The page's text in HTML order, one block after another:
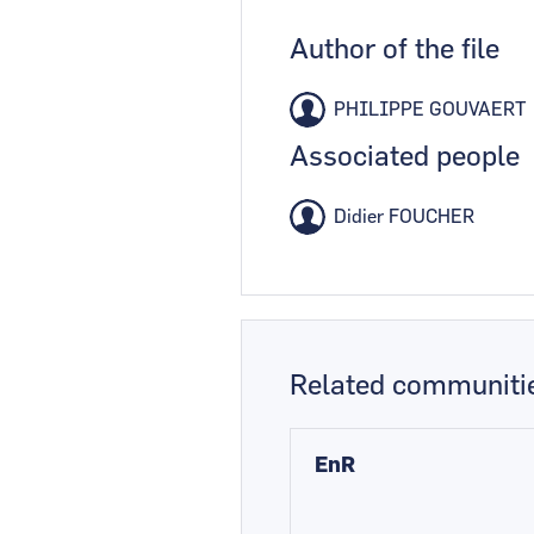
Author of the file
PHILIPPE GOUVAERT
Associated people
Didier FOUCHER
Related
EnR